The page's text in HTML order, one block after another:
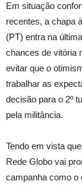
Em situação
recentes, a chapa
(PT) entra na
chances de vitória
evitar que o
trabalhar as
decisão para o 2º
pela militância.
Tendo em vista
Rede Globo vai
campanha como o